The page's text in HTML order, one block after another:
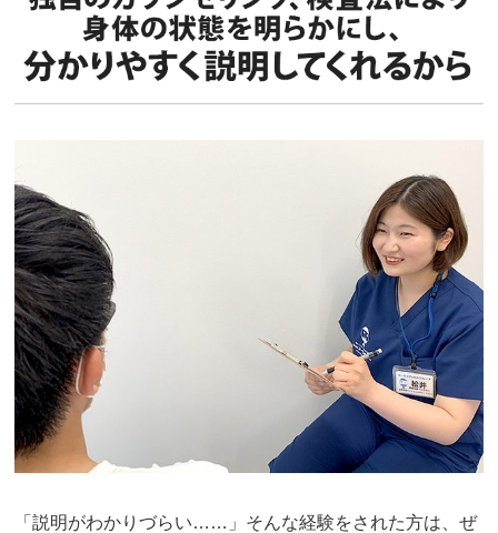
「説明がわかりづらい……」そんな経験をされた方は、ぜ